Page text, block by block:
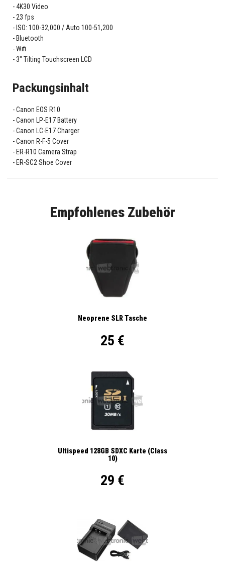
4K30 Video
23 fps
ISO: 100-32,000 / Auto 100-51,200
Bluetooth
Wifi
3" Tilting Touchscreen LCD
Packungsinhalt
Canon EOS R10
Canon LP-E17 Battery
Canon LC-E17 Charger
Canon R-F-5 Cover
ER-R10 Camera Strap
ER-SC2 Shoe Cover
Empfohlenes Zubehör
Neoprene SLR Tasche
25 €
Ultispeed 128GB SDXC Karte (Class
10)
29 €